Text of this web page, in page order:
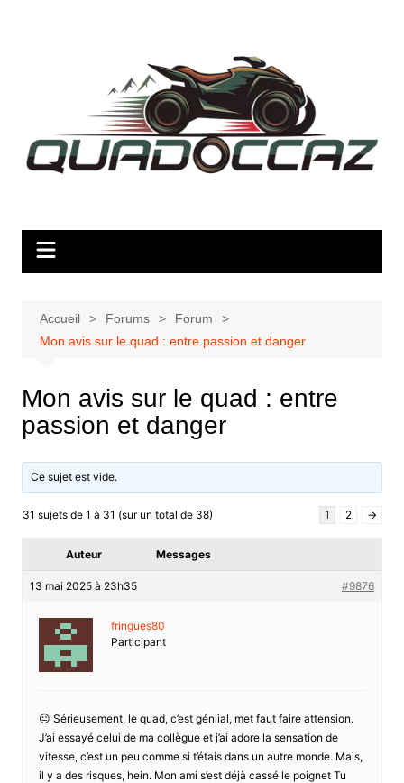
Accueil Forums
Forum
Mon avis sur le quad : entre passion et danger
Mon avis sur le quad : entre
passion et danger
Ce sujet est vide.
31 sujets de 1 à 31 (sur un total de 38) 1 2 →
Auteur Messages
13 mai 2025 à 23h35 #9876
fringues80
Participant
😐 Sérieusement, le quad, c’est géniial, met faut faire attension.
J’ai essayé celui de ma collègue et j’ai adore la sensation de
vitesse, c’est un peu comme si t’étais dans un autre monde. Mais,
il y a des risques, hein. Mon ami s’est déjà cassé le poignet Tu